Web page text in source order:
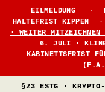
EILMELDUNG ·
HALTEFRIST KIPPEN
·
· WEITER
6. JULI ·
KABINETTSFRIST
§23 ESTG ·